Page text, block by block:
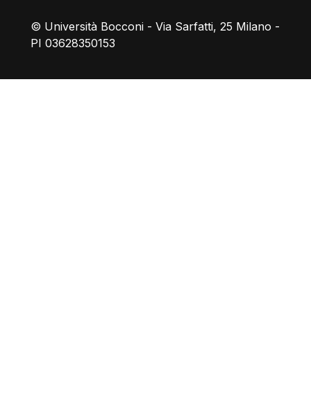
© Università Bocconi - Via Sarfatti, 25 Milano -
PI 03628350153